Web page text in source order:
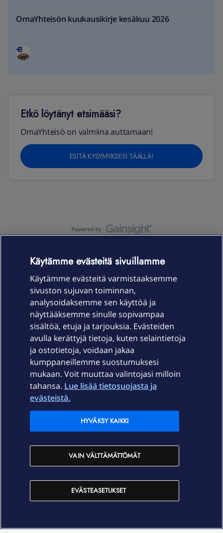
OmaYhteisön kuukausikirje kesäkuu 2026
Etkö löytänyt etsimääsi?
OmaYhteisö on valmiina auttamaan!
ESITÄ KYSYMYKSESI TÄÄLLÄ!
Laitteet & liittymät
Palvelut
Ajankohtaista
Elisa Oyj
In English
Käytämme evästeitä sivuillamme
Käytämme evästeitä varmistaaksemme
sivuston sujuvan toiminnan,
analysoidaksemme sen käyttöä ja
näyttääksemme sinulle sopivampaa
sisältöä, etuja ja tarjouksia. Evästeiden
avulla kerättyjä tietoja, kuten selaintietoja
ja ostotietoja, voidaan jakaa
kumppaneillemme suostumuksesi
mukaan. Voit muuttaa valintojasi milloin
tahansa. Lue lisää tietosuojasta ja
evästeistä.
EVÄSTEASETUKSET
VAIN VÄLTTÄMÄTTÖMÄT
HYVÄKSY KAIKKI